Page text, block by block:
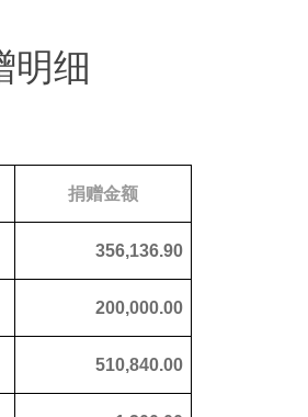
明细
捐赠金额
356,136.90
200,000.00
510,840.00